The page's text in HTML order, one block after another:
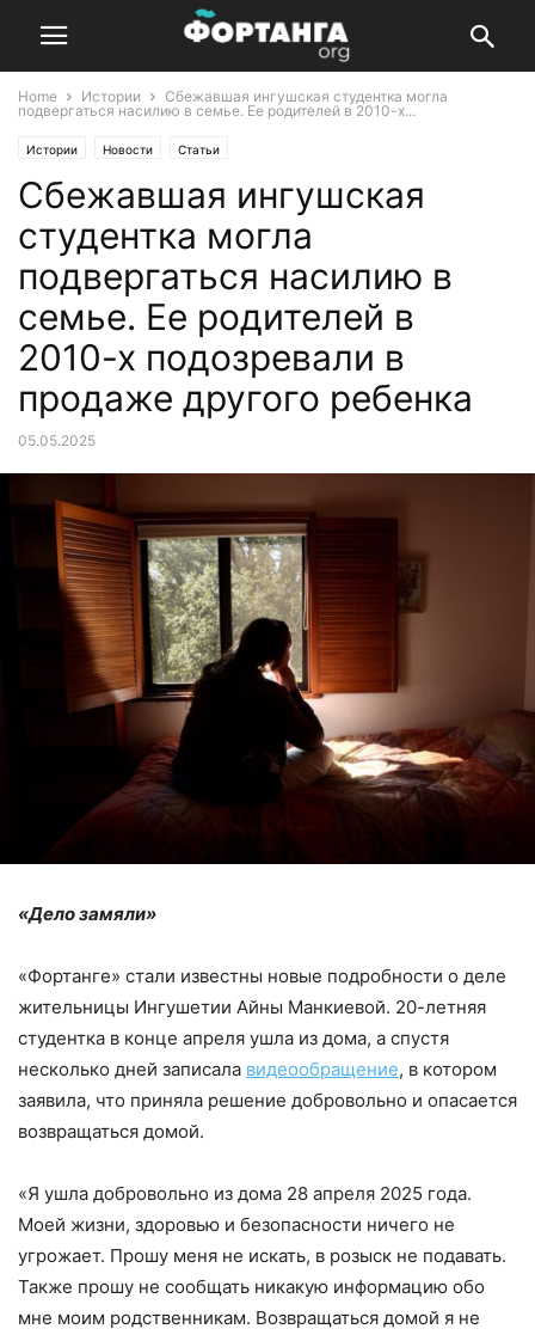
Home Истории
Сбежавшая ингушская студентка могла
подвергаться насилию в семье. Ее родителей в 2010-х...
Истории Новости Статьи
Сбежавшая ингушская
студентка могла
подвергаться насилию в
семье. Ее родителей в
2010-х подозревали в
продаже другого ребенка
05.05.2025
«Дело замяли»
«Фортанге» стали известны новые подробности о деле
жительницы Ингушетии Айны Манкиевой. 20-летняя
студентка в конце апреля ушла из дома, а спустя
несколько дней записала видеообращение, в котором
заявила, что приняла решение добровольно и опасается
возвращаться домой.
«Я ушла добровольно из дома 28 апреля 2025 года.
Моей жизни, здоровью и безопасности ничего не
угрожает. Прошу меня не искать, в розыск не подавать.
Также прошу не сообщать никакую информацию обо
мне моим родственникам. Возвращаться домой я не